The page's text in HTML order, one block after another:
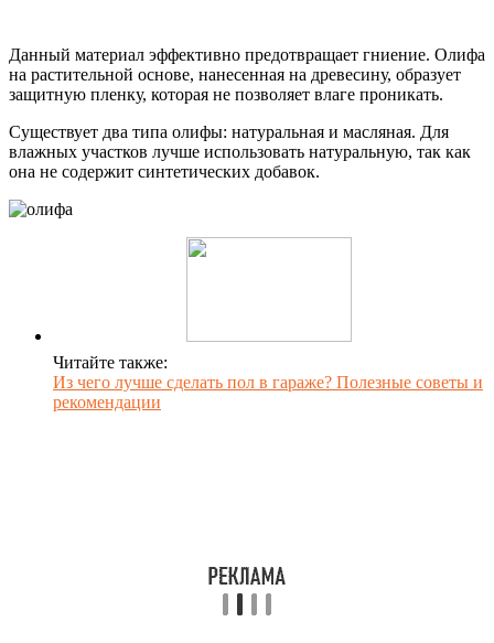
Данный материал эффективно предотвращает гниение. Олифа
на растительной основе, нанесенная на древесину, образует
защитную пленку, которая не позволяет влаге проникать.
Существует два типа олифы: натуральная и масляная. Для
влажных участков лучше использовать натуральную, так как
она не содержит синтетических добавок.
Читайте также:
Из чего лучше сделать пол в гараже? Полезные советы и
рекомендации